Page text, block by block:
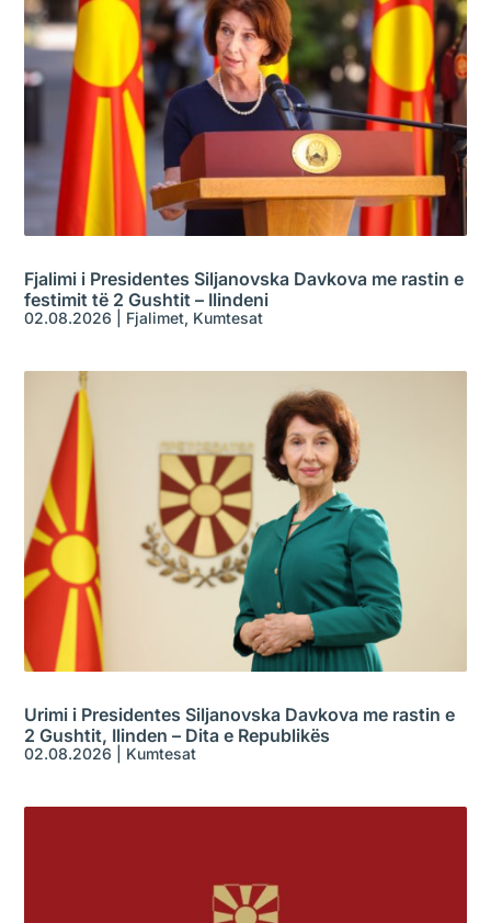
Fjalimi i Presidentes Siljanovska Davkova me rastin e
festimit të 2 Gushtit – Ilindeni
02.08.2026 Fjalimet, Kumtesat
Urimi i Presidentes Siljanovska Davkova me rastin e
2 Gushtit, Ilinden – Dita e Republikës
02.08.2026 Kumtesat